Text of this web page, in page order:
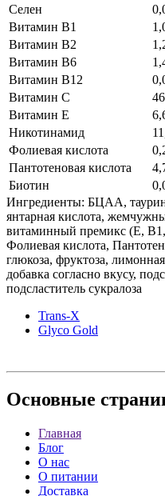
Селен
Витамин В1
Витамин В2
Витамин В6
Витамин В12
Витамин С
Витамин Е
Никотинамид
Фолиевая кислота
Пантотеновая кислота
Биотин
Ингредиенты: БЦАА,
янтарная кислота,
витаминный премикс (Е,
Фолиевая кислота,
глюкоза, фруктоза,
добавка согласно вкусу,
подсластитель сукралоза
Trans-X
Glyco Gold
Основные
Главная
Блог
О нас
О питании
Доставка